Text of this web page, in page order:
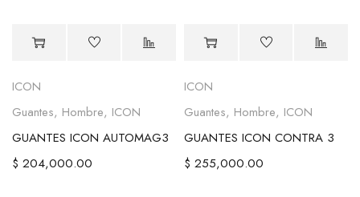
ICON
Guantes, Hombre, ICON
GUANTES ICON AUTOMAG3
$ 204,000.00
ICON
Guantes, Hombre, ICON
GUANTES ICON CONTRA 3
$ 255,000.00